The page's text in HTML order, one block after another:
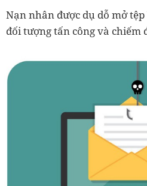
Nạn nhân được dụ dỗ mở
đối tượng tấn công và chiếm